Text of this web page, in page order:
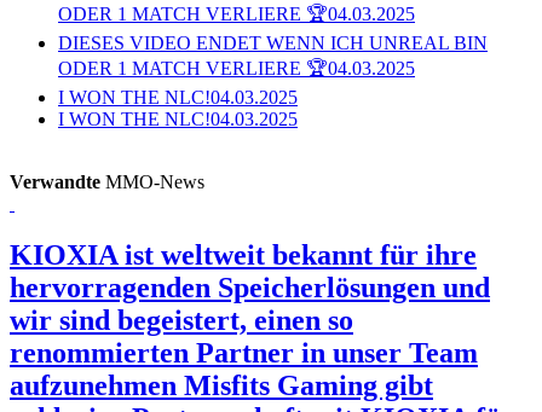
ODER 1 MATCH VERLIERE 🏆04.03.2025
DIESES VIDEO ENDET WENN ICH UNREAL BIN
ODER 1 MATCH VERLIERE 🏆04.03.2025
I WON THE NLC!04.03.2025
I WON THE NLC!04.03.2025
Verwandte MMO-News
KIOXIA ist weltweit bekannt für ihre
hervorragenden Speicherlösungen und
wir sind begeistert, einen so
renommierten Partner in unser Team
aufzunehmen Misfits Gaming gibt